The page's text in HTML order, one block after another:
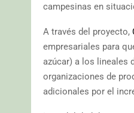
campesinas en
A través del proyecto,
empresariales para
azúcar) a los lineales
organizaciones de
adicionales por el